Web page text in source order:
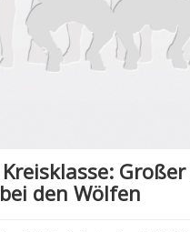
Kreisklasse:
den Wölfen